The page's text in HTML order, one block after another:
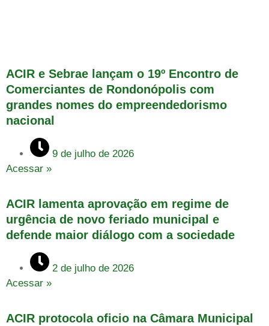
ACIR e Sebrae lançam o 19º Encontro de
Comerciantes de Rondonópolis com
grandes nomes do empreendedorismo
nacional
9 de julho de 2026
Acessar »
ACIR lamenta aprovação em regime de
urgência de novo feriado municipal e
defende maior diálogo com a sociedade
2 de julho de 2026
Acessar »
ACIR protocola oficio na Câmara Municipal